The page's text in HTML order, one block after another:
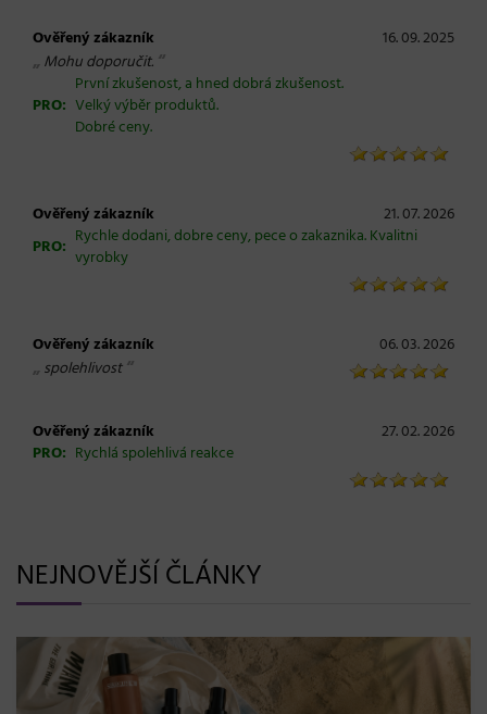
Ověřený zákazník 16. 09. 2025
„ Mohu doporučit. “
PRO:
První zkušenost, a hned dobrá zkušenost.
Velký výběr produktů.
Dobré ceny.
Ověřený zákazník
21. 07. 2026
PRO: Rychle dodani, dobre ceny, pece o zakaznika. Kvalitni
vyrobky
Ověřený zákazník 06. 03. 2026
„ spolehlivost“
Ověřený zákazník
27. 02. 2026
PRO: Rychlá spolehlivá reakce
NEJNOVĚJŠÍ ČLÁNKY
BLONDME přichází s novou érou blond: lesk, glow efekt
a maximální péče bez kompromisů